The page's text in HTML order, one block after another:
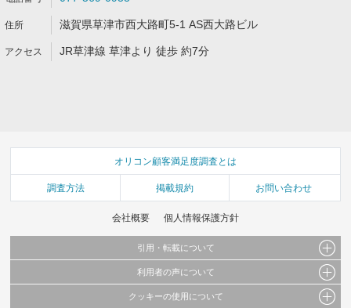
滋賀県草津市西大路町5-1 AS西大路ビル
JR草津線 草津より 徒歩 約7分
オリコン顧客満足度調査とは
調査方法 掲載規約 お問い合わせ
会社概要 個人情報保護方針
引用・転載について
当サイトで公開されている情報（文字、写真、イラスト、画像データ等）及びこれらの配
これらの情報を権利者の許可なく無断転載・複製などの二次利用を行うことは固く禁じて
利用者の声について
当サイトに掲載している内容はすべてサービスの利用者が提出された見解・感想です。
クッキーの使用について